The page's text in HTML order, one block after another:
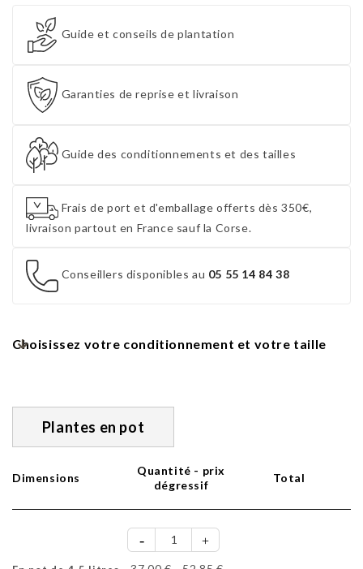
Guide et conseils de plantation
Garanties de reprise et livraison
Guide des conditionnements et des tailles
Frais de port et d'emballage offerts dès 350€,
livraison partout en France sauf la Corse.
Conseillers disponibles au 05 55 14 84 38
Choisissez votre conditionnement et votre taille
Plantes en pot
Dimensions
Quantité - prix
dégressif
Total